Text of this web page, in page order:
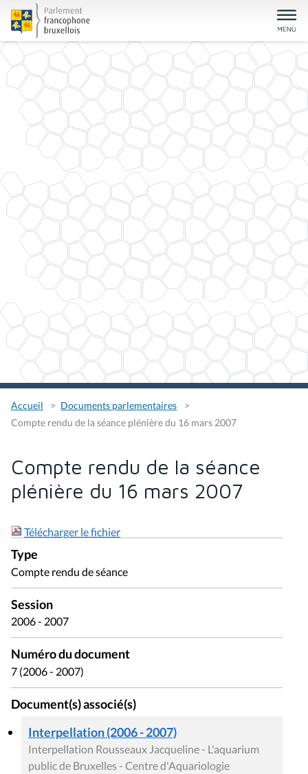
Accueil
Documents parlementaires
Compte rendu de la séance plénière du 16 mars 2007
Compte rendu de la séance
plénière du 16 mars 2007
Télécharger le fichier
Type
Compte rendu de séance
Session
2006 - 2007
Numéro du document
7 (2006 - 2007)
Document(s) associé(s)
Interpellation (2006 - 2007)
Interpellation Rousseaux Jacqueline - L'aquarium
public de Bruxelles - Centre d'Aquariologie